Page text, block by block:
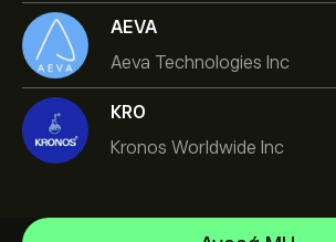
AEVA
Aeva Technologies Inc
KRO
Kronos Worldwide Inc